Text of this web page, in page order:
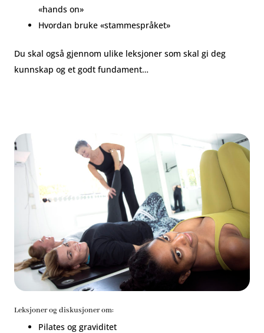
«hands on»
Hvordan bruke «stammespråket»
Du skal også gjennom ulike leksjoner som skal gi deg
kunnskap og et godt fundament…
Leksjoner og diskusjoner om:
Pilates og graviditet